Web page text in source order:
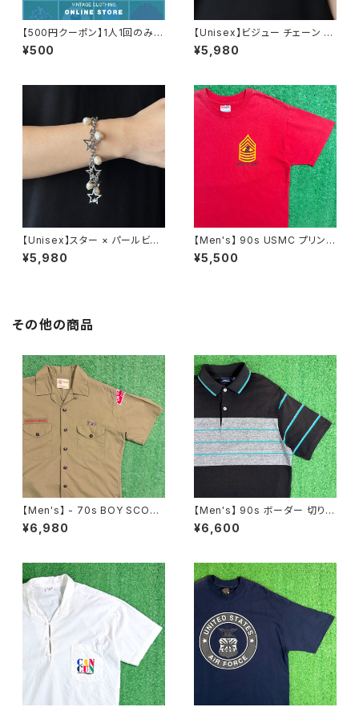
【500円クーポン】1人1回のみご
利用可能！
¥500
【Unisex】ビジュー チェーン ブ
レスレット / 古着 アクセサリー
N0737
¥5,980
【Unisex】スター × パールビー
ズ チャーム チェーン ブレスレッ
ト / 古着 アクセサリー N1109
¥5,980
【Men's】 90s USMC プリント
Tシャツ / アメリカ製 USA製 9
0年代 ティーシャツ T-Shirt 古
¥5,500
その他の商品
【Men's】 - 70s BOY SCOU
T OF AMERICA 開襟 シャツ /
70年代 シャツ 半袖 古着 メン
¥6,980
【Men's】 90s ボーダー 切り替
え ポロシャツ / アメリカ製 USA
製 90年代 半袖 メンズ トップス
¥6,600